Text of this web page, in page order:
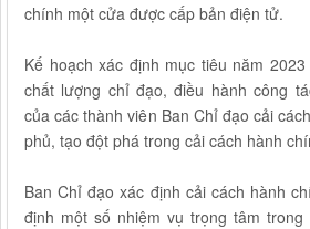
chính một cửa được cấp bản điện tử.
Kế hoạch xác định mục tiêu năm
chất lượng chỉ đạo, điều hành công
của các thành viên Ban Chỉ đạo cải
phủ, tạo đột phá trong cải cách hành
Ban Chỉ đạo xác định cải cách hành
định một số nhiệm vụ trọng tâm